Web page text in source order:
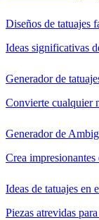
Diseños de tatuajes
Ideas significativas
Generador de
Convierte cualquier
Generador de
Crea
Ideas de tatuajes en
Piezas atrevidas